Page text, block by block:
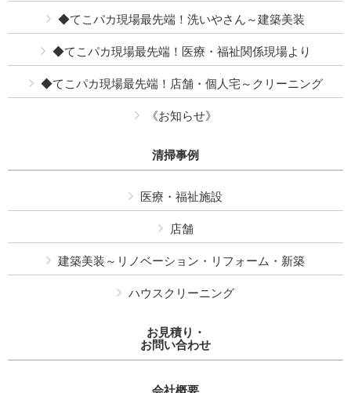
◆てこパカ現場最先端！洗いやさん～建築美装
◆てこパカ現場最先端！医療・福祉関係現場より
◆てこパカ現場最先端！店舗・個人宅～クリーニング
《お知らせ》
清掃事例
医療・福祉施設
店舗
建築美装～リノベーション・リフォーム・新築
ハウスクリーニング
お見積り・
お問い合わせ